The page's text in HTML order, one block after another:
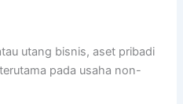
utang bisnis, aset pribadi
pada usaha non-